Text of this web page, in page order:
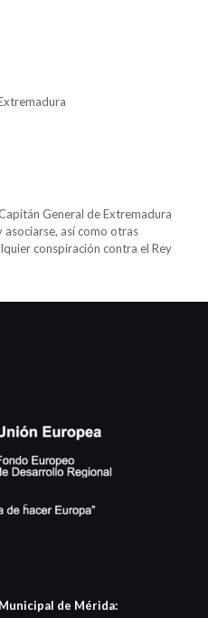
General de Extremadura
así como otras
conspiración contra el Rey
de Mérida: